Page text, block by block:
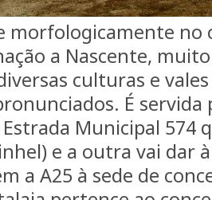
morfologicamente no
a Nascente,
culturas e
É servida
Municipal 574
e a outra vai dar
a A25 à sede de